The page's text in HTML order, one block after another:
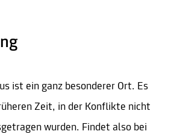
ist ein ganz besonderer Ort. Es
Zeit, in der Konflikte nicht
wurden. Findet also bei